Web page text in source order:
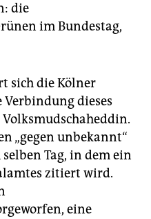
die
im Bundestag,
sich die Kölner
dieses
„gegen unbekannt“
Tag, in dem ein
zitiert wird.
eine